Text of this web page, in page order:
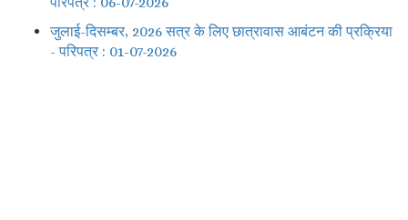
जुलाई-दिसम्बर, 2026 सत्र के लिए छात्रावास आबंटन की प्रक्रिया
- परिपत्र : 01-07-2026